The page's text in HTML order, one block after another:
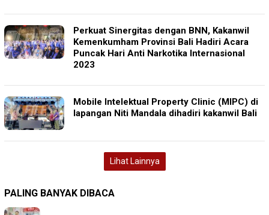
Perkuat Sinergitas dengan BNN, Kakanwil
Kemenkumham Provinsi Bali Hadiri Acara
Puncak Hari Anti Narkotika Internasional
2023
Mobile Intelektual Property Clinic (MIPC) di
lapangan Niti Mandala dihadiri kakanwil Bali
Lihat Lainnya
PALING BANYAK DIBACA